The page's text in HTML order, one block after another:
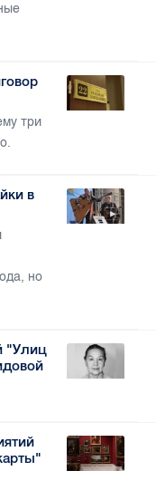
три
в
но
"Улиц